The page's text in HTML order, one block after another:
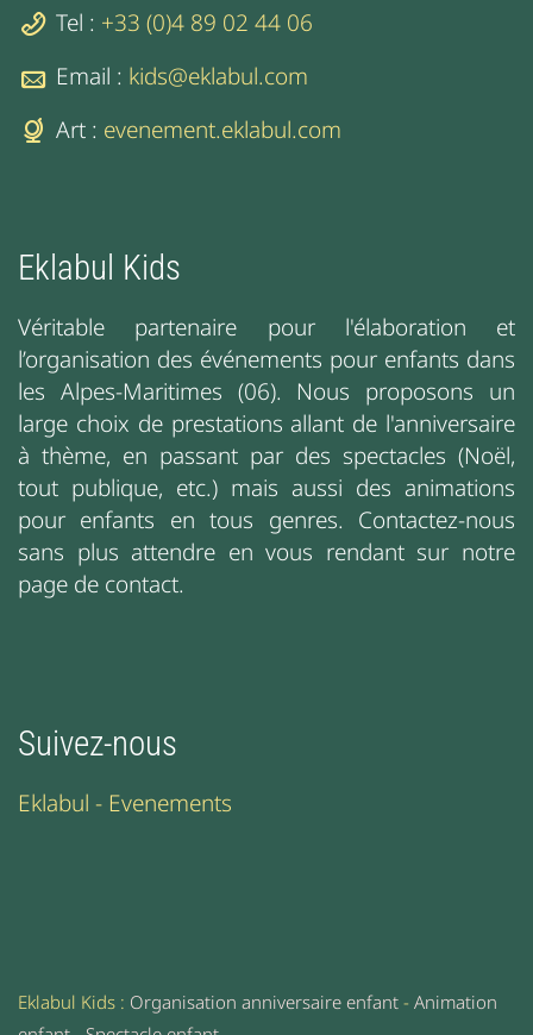
Tel : +33 (0)4 89 02 44 06
Email : kids@eklabul.com
Art : evenement.eklabul.com
Eklabul Kids
Véritable partenaire pour l'élaboration et
l’organisation des événements pour enfants dans
les Alpes-Maritimes (06). Nous proposons un
large choix de prestations allant de l'anniversaire
à thème, en passant par des spectacles (Noël,
tout publique, etc.) mais aussi des animations
pour enfants en tous genres. Contactez-nous
sans plus attendre en vous rendant sur notre
page de contact.
Suivez-nous
Eklabul - Evenements
Eklabul Kids : Organisation anniversaire enfant - Animation